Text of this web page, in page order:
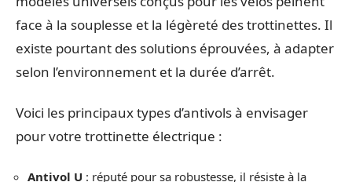
face à la souplesse et la légèreté des trottinettes. Il
existe pourtant des solutions éprouvées, à adapter
selon l’environnement et la durée d’arrêt.
Voici les principaux types d’antivols à envisager
pour votre trottinette électrique :
Antivol U : réputé pour sa robustesse, il résiste à la